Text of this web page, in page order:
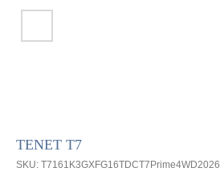
TENET T7
SKU: T7161K3GXFG16TDCT7Prime4WD2026